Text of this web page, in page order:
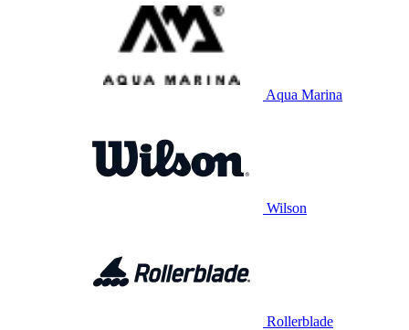
Aqua Marina
Wilson
Rollerblade